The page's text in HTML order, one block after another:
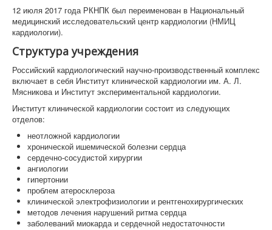
12 июля 2017 года РКНПК был переименован в Национальный
медицинский исследовательский центр кардиологии (НМИЦ
кардиологии).
Структура учреждения
Российский кардиологический научно-производственный комплекс
включает в себя Институт клинической кардиологии им. А. Л.
Мясникова и Институт экспериментальной кардиологии.
Институт клинической кардиологии состоит из следующих
отделов:
неотложной кардиологии
хронической ишемической болезни сердца
сердечно-сосудистой хирургии
ангиологии
гипертонии
проблем атеросклероза
клинической электрофизиологии и рентгенохирургических
методов лечения нарушений ритма сердца
заболеваний миокарда и сердечной недостаточности